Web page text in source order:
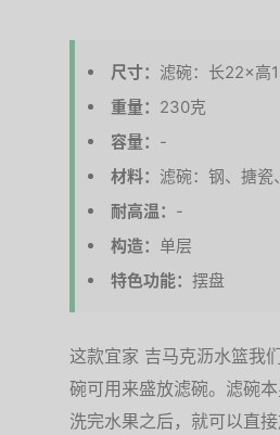
尺寸： 滤碗：长22×高
重量： 230克
容量： -
材料： 滤碗：钢、搪
耐高温： -
构造： 单层
特色功能： 摆盘
这款宜家 吉马克沥水篮我
碗可用来盛放滤碗。滤碗
洗完水果之后，就可以直